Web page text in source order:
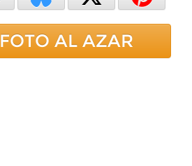
FOTO AL AZAR